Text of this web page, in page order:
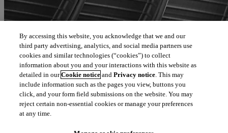
By accessing this website, you acknowledge that we and our
third party advertising, analytics, and social media partners use
cookies and similar technologies (“cookies”) to collect
information about you and your interactions with this website as
detailed in ourCookie notice andPrivacy notice. This may
include information such as the pages you view, buttons you
click, and your form field submissions on the website. You may
reject certain non-essential cookies or manage your preferences
at any time.